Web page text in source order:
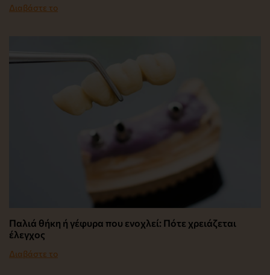
Διαβάστε το
Παλιά θήκη ή γέφυρα που ενοχλεί: Πότε χρειάζεται
έλεγχος
Διαβάστε το